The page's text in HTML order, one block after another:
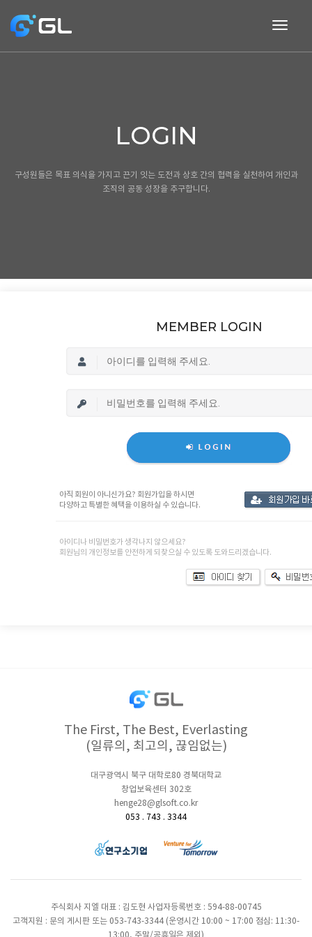
LOGIN
구성원들은 목표 의식을 가지고 끈기 잇는 도전과 상호 간의 협력을 실천하여 개인과
조직의 공동 성장을 추구합니다.
MEMBER LOGIN
아직 회원이 아니신가요? 회원가입을 하시면
다양하고 특별한 혜택을 이용하실 수 있습니다.
아이디나 비밀번호가 생각나지 않으세요?
회원님의 개인정보를 안전하게 되찾으실 수 있도록 도와드리겠습니다.
The First, The Best, Everlasting
(일류의, 최고의, 끊임없는)
대구광역시 북구 대학로80 경북대학교
창업보육센터 302호
henge28@glsoft.co.kr
053 . 743 . 3344
주식회사 지엘 대표 : 김도현 사업자등록번호 : 594-88-00745
고객지원 : 문의 게시판 또는 053-743-3344 (운영시간 10:00 ~ 17:00 점심: 11:30-